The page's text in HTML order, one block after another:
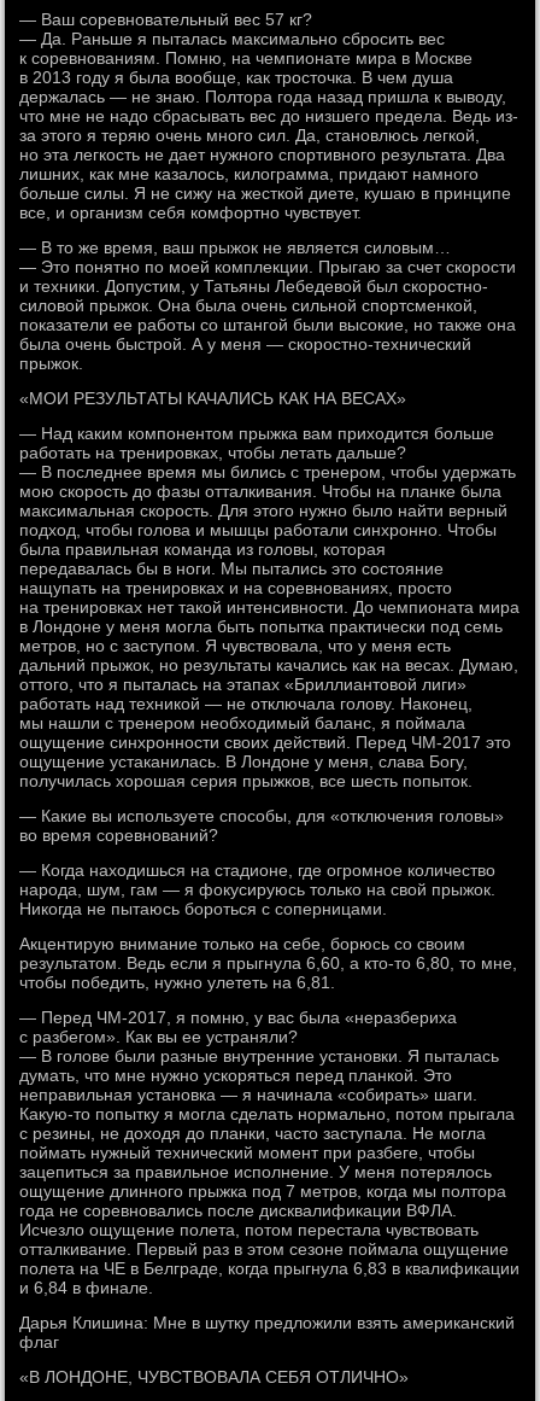
— Ваш соревновательный вес 57 кг?
— Да. Раньше я пыталась максимально сбросить вес
к соревнованиям. Помню, на чемпионате мира в Москве
в 2013 году я была вообще, как тросточка. В чем душа
держалась — не знаю. Полтора года назад пришла к выводу,
что мне не надо сбрасывать вес до низшего предела. Ведь из-
за этого я теряю очень много сил. Да, становлюсь легкой,
но эта легкость не дает нужного спортивного результата. Два
лишних, как мне казалось, килограмма, придают намного
больше силы. Я не сижу на жесткой диете, кушаю в принципе
все, и организм себя комфортно чувствует.
— В то же время, ваш прыжок не является силовым…
— Это понятно по моей комплекции. Прыгаю за счет скорости
и техники. Допустим, у Татьяны Лебедевой был скоростно-
силовой прыжок. Она была очень сильной спортсменкой,
показатели ее работы со штангой были высокие, но также она
была очень быстрой. А у меня — скоростно-технический
прыжок.
«МОИ РЕЗУЛЬТАТЫ КАЧАЛИСЬ КАК НА ВЕСАХ»
— Над каким компонентом прыжка вам приходится больше
работать на тренировках, чтобы летать дальше?
— В последнее время мы бились с тренером, чтобы удержать
мою скорость до фазы отталкивания. Чтобы на планке была
максимальная скорость. Для этого нужно было найти верный
подход, чтобы голова и мышцы работали синхронно. Чтобы
была правильная команда из головы, которая
передавалась бы в ноги. Мы пытались это состояние
нащупать на тренировках и на соревнованиях, просто
на тренировках нет такой интенсивности. До чемпионата мира
в Лондоне у меня могла быть попытка практически под семь
метров, но с заступом. Я чувствовала, что у меня есть
дальний прыжок, но результаты качались как на весах. Думаю,
оттого, что я пыталась на этапах «Бриллиантовой лиги»
работать над техникой — не отключала голову. Наконец,
мы нашли с тренером необходимый баланс, я поймала
ощущение синхронности своих действий. Перед ЧМ-2017 это
ощущение устаканилась. В Лондоне у меня, слава Богу,
получилась хорошая серия прыжков, все шесть попыток.
— Какие вы используете способы, для «отключения головы»
во время соревнований?
— Когда находишься на стадионе, где огромное количество
народа, шум, гам — я фокусируюсь только на свой прыжок.
Никогда не пытаюсь бороться с соперницами.
Акцентирую внимание только на себе, борюсь со своим
результатом. Ведь если я прыгнула 6,60, а кто-то 6,80, то мне,
чтобы победить, нужно улететь на 6,81.
— Перед ЧМ-2017, я помню, у вас была «неразбериха
с разбегом». Как вы ее устраняли?
— В голове были разные внутренние установки. Я пыталась
думать, что мне нужно ускоряться перед планкой. Это
неправильная установка — я начинала «собирать» шаги.
Какую-то попытку я могла сделать нормально, потом прыгала
с резины, не доходя до планки, часто заступала. Не могла
поймать нужный технический момент при разбеге, чтобы
зацепиться за правильное исполнение. У меня потерялось
ощущение длинного прыжка под 7 метров, когда мы полтора
года не соревновались после дисквалификации ВФЛА.
Исчезло ощущение полета, потом перестала чувствовать
отталкивание. Первый раз в этом сезоне поймала ощущение
полета на ЧЕ в Белграде, когда прыгнула 6,83 в квалификации
и 6,84 в финале.
Дарья Клишина: Мне в шутку предложили взять американский
флаг
«В ЛОНДОНЕ, ЧУВСТВОВАЛА СЕБЯ ОТЛИЧНО»